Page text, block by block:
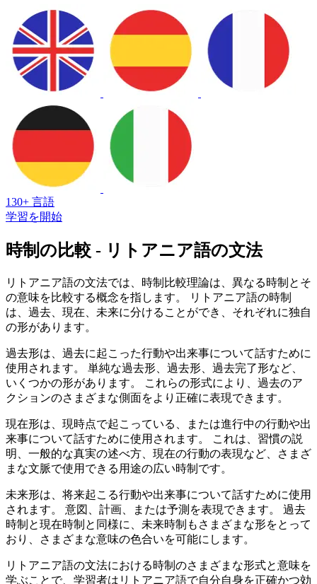
130+ 言語
学習を開始
時制の比較 - リトアニア語の文法
リトアニア語の文法では、時制比較理論は、異なる時制とそ
の意味を比較する概念を指します。 リトアニア語の時制
は、過去、現在、未来に分けることができ、それぞれに独自
の形があります。
過去形は、過去に起こった行動や出来事について話すために
使用されます。 単純な過去形、過去形、過去完了形など、
いくつかの形があります。 これらの形式により、過去のア
クションのさまざまな側面をより正確に表現できます。
現在形は、現時点で起こっている、または進行中の行動や出
来事について話すために使用されます。 これは、習慣の説
明、一般的な真実の述べ方、現在の行動の表現など、さまざ
まな文脈で使用できる用途の広い時制です。
未来形は、将来起こる行動や出来事について話すために使用
されます。 意図、計画、または予測を表現できます。 過去
時制と現在時制と同様に、未来時制もさまざまな形をとって
おり、さまざまな意味の色合いを可能にします。
リトアニア語の文法における時制のさまざまな形式と意味を
学ぶことで、学習者はリトアニア語で自分自身を正確かつ効